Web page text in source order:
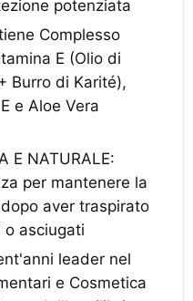
potenziata
Complesso
E (Olio di
Burro di Karité),
e Aloe Vera
E NATURALE:
per mantenere la
aver traspirato
asciugati
leader nel
e Cosmetica